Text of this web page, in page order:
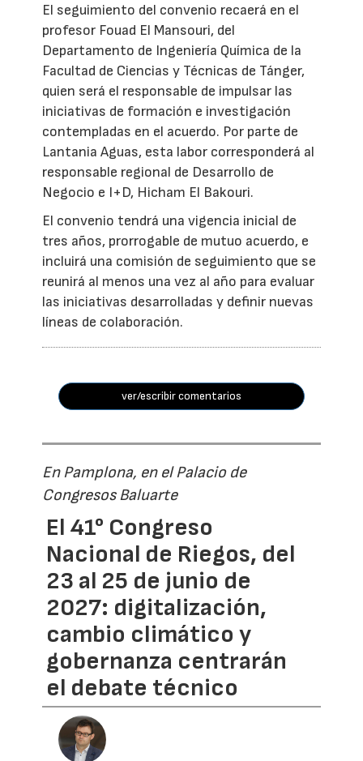
El seguimiento del convenio recaerá en el
profesor Fouad El Mansouri, del
Departamento de Ingeniería Química de la
Facultad de Ciencias y Técnicas de Tánger,
quien será el responsable de impulsar las
iniciativas de formación e investigación
contempladas en el acuerdo. Por parte de
Lantania Aguas, esta labor corresponderá al
responsable regional de Desarrollo de
Negocio e I+D, Hicham El Bakouri.
El convenio tendrá una vigencia inicial de
tres años, prorrogable de mutuo acuerdo, e
incluirá una comisión de seguimiento que se
reunirá al menos una vez al año para evaluar
las iniciativas desarrolladas y definir nuevas
líneas de colaboración.
ver/escribir comentarios
En Pamplona, en el Palacio de
Congresos Baluarte
El 41° Congreso
Nacional de Riegos, del
23 al 25 de junio de
2027: digitalización,
cambio climático y
gobernanza centrarán
el debate técnico